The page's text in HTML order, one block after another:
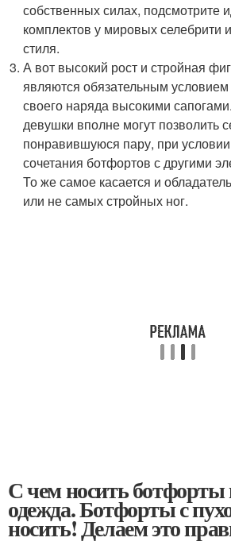
собственных силах, подсмотрите
комплектов у мировых селебрити
стиля.
А вот высокий рост и стройная
являются обязательным
своего наряда высокими
девушки вполне могут позволить
понравившуюся пару, при
сочетания ботфортов с другими
То же самое касается и
или не самых стройных ног.
С чем носить ботфорты
одежда. Ботфорты с
носить! Делаем это